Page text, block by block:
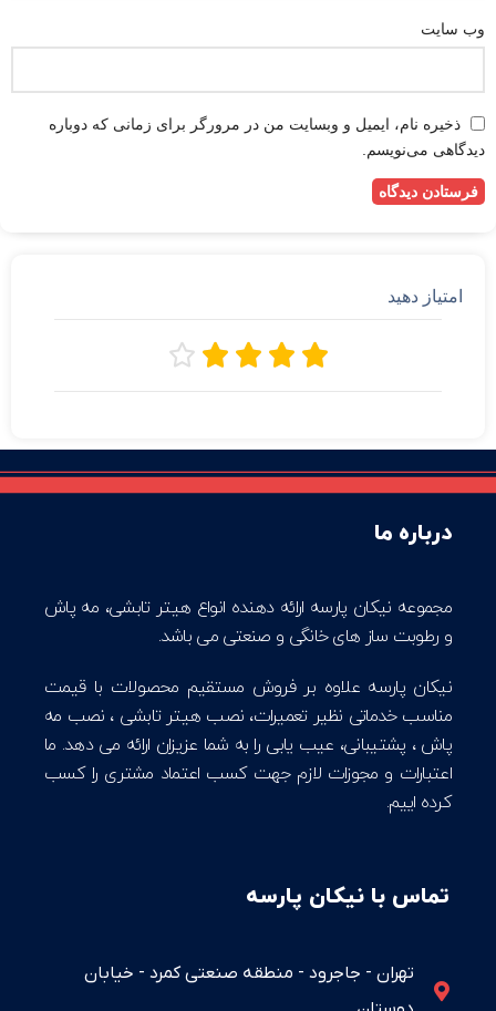
وب‌ سایت
ذخیره نام، ایمیل و وبسایت من در مرورگر برای زمانی که دوباره
دیدگاهی می‌نویسم.
امتیاز دهید





درباره ما
مجموعه نیکان پارسه ارائه دهنده انواع هیتر تابشی، مه پاش
و رطوبت ساز های خانگی و صنعتی می باشد.
نیکان پارسه علاوه بر فروش مستقیم محصولات با قیمت
مناسب خدماتی نظیر تعمیرات، نصب هیتر تابشی ، نصب مه
پاش ، پشتیبانی، عیب یابی را به شما عزیزان ارائه می دهد. ما
اعتبارات و مجوزات لازم جهت کسب اعتماد مشتری را کسب
کرده اییم.
تماس با نیکان پارسه
تهران - جاجرود - منطقه صنعتی کمرد - خیابان